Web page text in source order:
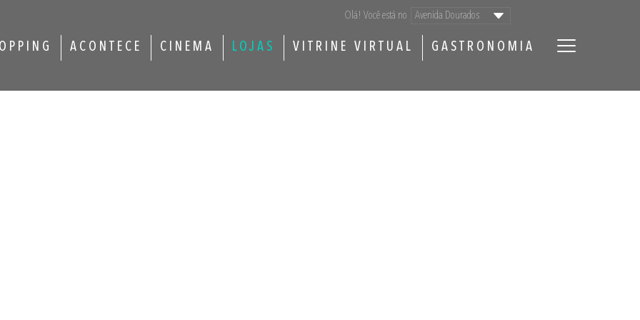
Olá! Você está no
ACONTECE CINEMA LOJAS VITRINE VIRTUAL GASTRONOMIA